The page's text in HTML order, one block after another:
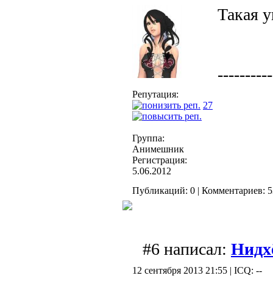
Репутация:
27
Группа:
Анимешник
Регистрация:
5.06.2012
Такая
Публикаций: 0 | Комментариев:
#6 написал:
12 сентября 2013 21:55 | ICQ: --